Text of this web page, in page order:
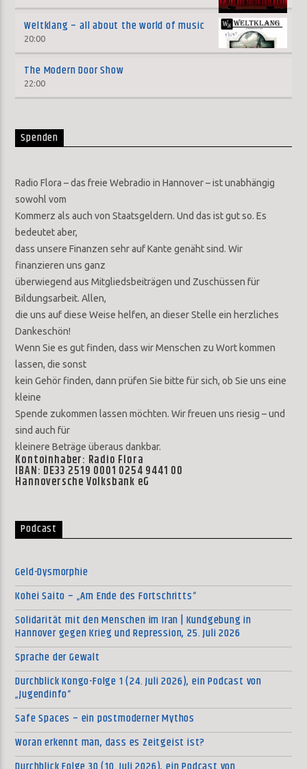
Weltklang – all about the world of music
20:00
The Modern Door Show
22:00
Spenden
Radio Flora – das freie Webradio in Hannover – ist unabhängig
sowohl vom
Kommerz als auch von Staatsgeldern. Und das ist gut so. Es
bedeutet aber,
dass unsere Finanzen sehr auf Kante genäht sind. Wir
finanzieren uns ganz
überwiegend aus Mitgliedsbeiträgen und Zuschüssen für
Bildungsarbeit. Allen,
die uns auf diese Weise helfen, an dieser Stelle ein herzliches
Dankeschön!
Wenn Sie es gut finden, dass wir Menschen zu Wort kommen
lassen, die sonst
kein Gehör finden, dann prüfen Sie bitte für sich, ob Sie uns eine
kleine
Spende zukommen lassen möchten. Wir freuen uns riesig – und
sind auch für
kleinere Beträge überaus dankbar.
Kontoinhaber: Radio Flora
IBAN: DE33 2519 0001 0254 9441 00
Hannoversche Volksbank eG
Podcast
Geld-Dysmorphie
Kohei Saito – „Am Ende des Fortschritts“
Solidarität mit den Menschen im Iran | Kundgebung in
Hannover gegen Krieg und Repression, 25. Juli 2026
Sprache der Gewalt
Durchblick Kongo-Folge 1 (24. Juli 2026), ein Podcast von
„Jugendinfo“
Safe Spaces – ein postmoderner Mythos
Woran erkennt man, dass es Zeitgeist ist?